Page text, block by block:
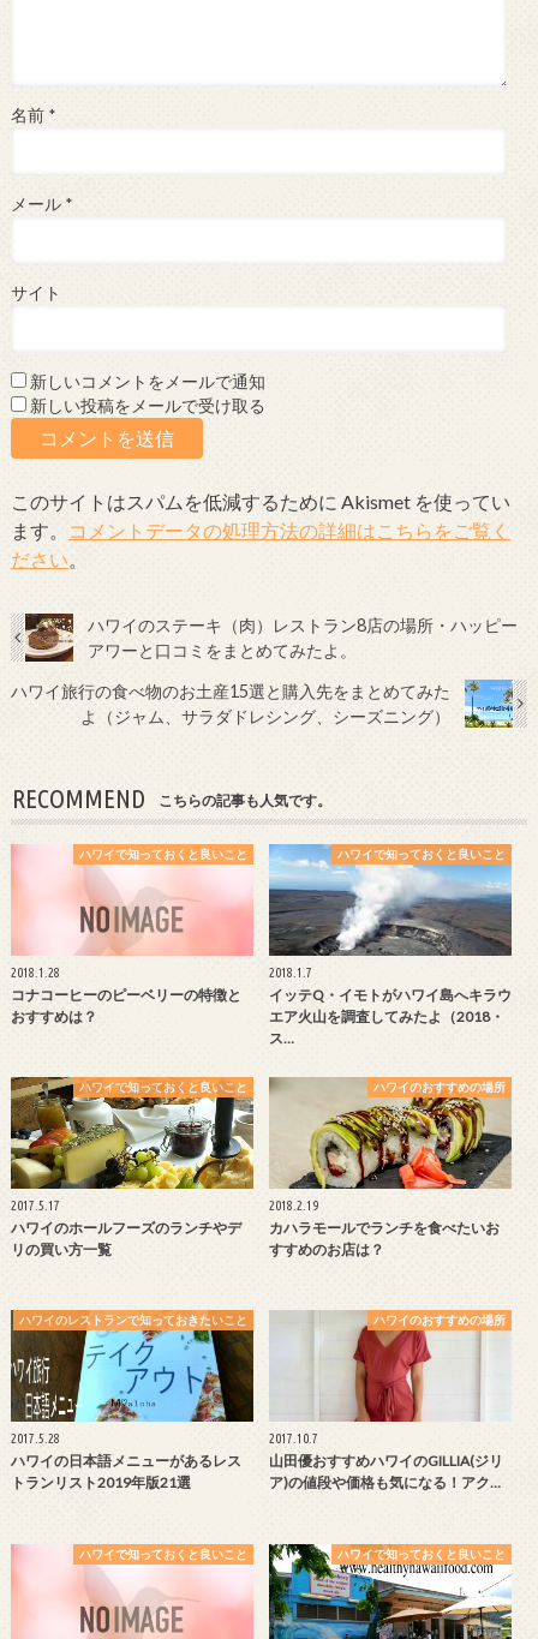
名前 *
メール *
サイト
新しいコメントをメールで通知
新しい投稿をメールで受け取る
このサイトはスパムを低減するために Akismet を使ってい
ます。
コメントデータの処理方法の詳細はこちらをご覧く
ださい。
ハワイのステーキ（肉）レストラン8店の場所・ハッピー
アワーと口コミをまとめてみたよ。
ハワイ旅行の食べ物のお土産15選と購入先をまとめてみた
よ（ジャム、サラダドレシング、シーズニング）
RECOMMEND こちらの記事も人気です。
ハワイで知っておくと良いこと
2018.1.28
コナコーヒーのピーベリーの特徴と
おすすめは？
ハワイで知っておくと良いこと
2018.1.7
イッテQ・イモトがハワイ島へキラウ
エア火山を調査してみたよ（2018・
ス…
ハワイで知っておくと良いこと
2017.5.17
ハワイのホールフーズのランチやデ
リの買い方一覧
ハワイのおすすめの場所
2018.2.19
カハラモールでランチを食べたいお
すすめのお店は？
ハワイのレストランで知っておきたいこと
2017.5.28
ハワイの日本語メニューがあるレス
トランリスト2019年版21選
ハワイのおすすめの場所
2017.10.7
山田優おすすめハワイのGILLIA(ジリ
ア)の値段や価格も気になる！アク…
ハワイで知っておくと良いこと ハワイで知っておくと良いこと